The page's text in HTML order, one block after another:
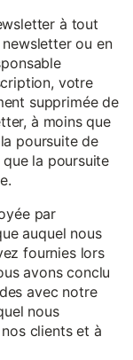
à tout
ou en
votre
supprimée de
à moins que
poursuite de
la poursuite
par
auquel nous
fournies lors
avons conclu
avec notre
nous
clients et à